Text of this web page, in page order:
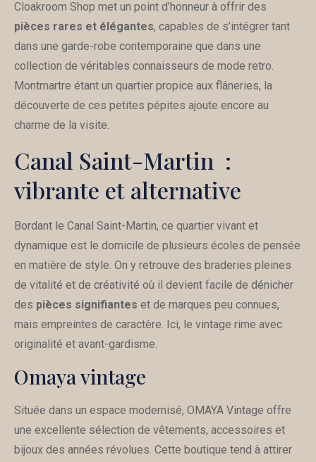
Cloakroom Shop met un point d’honneur à offrir des
pièces rares et élégantes, capables de s’intégrer tant
dans une garde-robe contemporaine que dans une
collection de véritables connaisseurs de mode retro.
Montmartre étant un quartier propice aux flâneries, la
découverte de ces petites pépites ajoute encore au
charme de la visite.
Canal Saint-Martin :
vibrante et alternative
Bordant le Canal Saint-Martin, ce quartier vivant et
dynamique est le domicile de plusieurs écoles de pensée
en matière de style. On y retrouve des braderies pleines
de vitalité et de créativité où il devient facile de dénicher
des pièces signifiantes et de marques peu connues,
mais empreintes de caractère. Ici, le vintage rime avec
originalité et avant-gardisme.
Omaya vintage
Située dans un espace modernisé, OMAYA Vintage offre
une excellente sélection de vêtements, accessoires et
bijoux des années révolues. Cette boutique tend à attirer